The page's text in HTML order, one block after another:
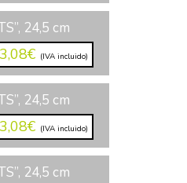
24,5 cm
(IVA incluido)
24,5 cm
(IVA incluido)
24,5 cm